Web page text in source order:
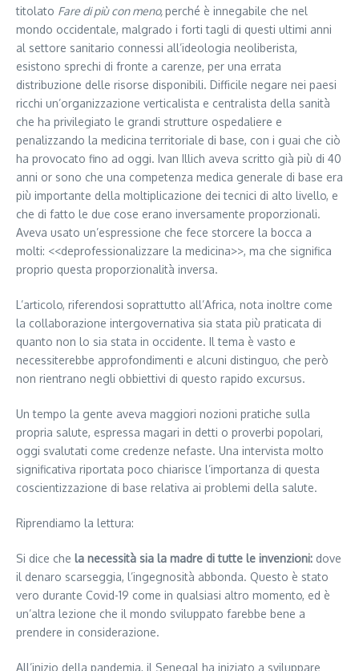
titolato Fare di più con meno,perché è innegabile che nel
mondo occidentale, malgrado i forti tagli di questi ultimi anni
al settore sanitario connessi all’ideologia neoliberista,
esistono sprechi di fronte a carenze, per una errata
distribuzione delle risorse disponibili. Difficile negare nei paesi
ricchi un’organizzazione verticalista e centralista della sanità
che ha privilegiato le grandi strutture ospedaliere e
penalizzando la medicina territoriale di base, con i guai che ciò
ha provocato fino ad oggi. Ivan Illich aveva scritto già più di 40
anni or sono che una competenza medica generale di base era
più importante della moltiplicazione dei tecnici di alto livello, e
che di fatto le due cose erano inversamente proporzionali.
Aveva usato un’espressione che fece storcere la bocca a
molti: <<deprofessionalizzare la medicina>>, ma che significa
proprio questa proporzionalità inversa.
L’articolo, riferendosi soprattutto all’Africa, nota inoltre come
la collaborazione intergovernativa sia stata più praticata di
quanto non lo sia stata in occidente. Il tema è vasto e
necessiterebbe approfondimenti e alcuni distinguo, che però
non rientrano negli obbiettivi di questo rapido excursus.
Un tempo la gente aveva maggiori nozioni pratiche sulla
propria salute, espressa magari in detti o proverbi popolari,
oggi svalutati come credenze nefaste. Una intervista molto
significativa riportata poco chiarisce l’importanza di questa
coscientizzazione di base relativa ai problemi della salute.
Riprendiamo la lettura:
Si dice che la necessità sia la madre di tutte le invenzioni: dove
il denaro scarseggia, l’ingegnosità abbonda. Questo è stato
vero durante Covid-19 come in qualsiasi altro momento, ed è
un’altra lezione che il mondo sviluppato farebbe bene a
prendere in considerazione.
All’inizio della pandemia, il Senegal ha iniziato a sviluppare